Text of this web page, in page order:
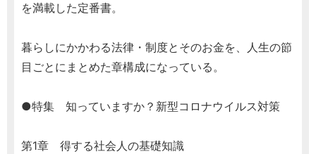
を満載した定番書。
暮らしにかかわる法律・制度とそのお金を、人生の節
目ごとにまとめた章構成になっている。
●特集 知っていますか？新型コロナウイルス対策
第1章 得する社会人の基礎知識